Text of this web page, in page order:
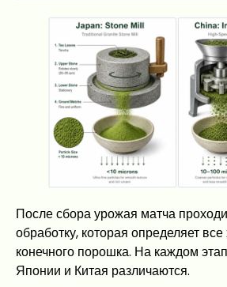
После сбора урожая матча
обработку, которая определяет все
конечного порошка. На каждом
Японии и Китая различаются.